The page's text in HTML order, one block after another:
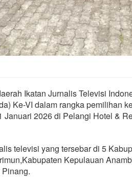
Ikatan Jurnalis Televisi
Ke-VI dalam rangka pemilihan
2026 di Pelangi Hotel &
televisi yang tersebar di 5
Kepulauan